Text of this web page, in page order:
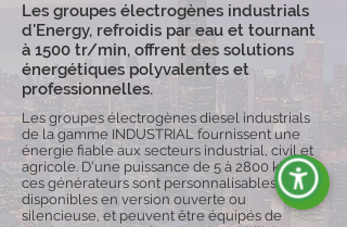
Les groupes électrogènes industrials
d'Energy, refroidis par eau et tournant
à 1500 tr/min, offrent des solutions
énergétiques polyvalentes et
professionnelles.
Les groupes électrogènes diesel industrials
de la gamme INDUSTRIAL fournissent une
énergie fiable aux secteurs industrial, civil et
agricole. D'une puissance de 5 à 2800 kVA,
ces générateurs sont personnalisables,
disponibles en version ouverte ou
silencieuse, et peuvent être équipés de
chariots pour une plus grande mobilité,